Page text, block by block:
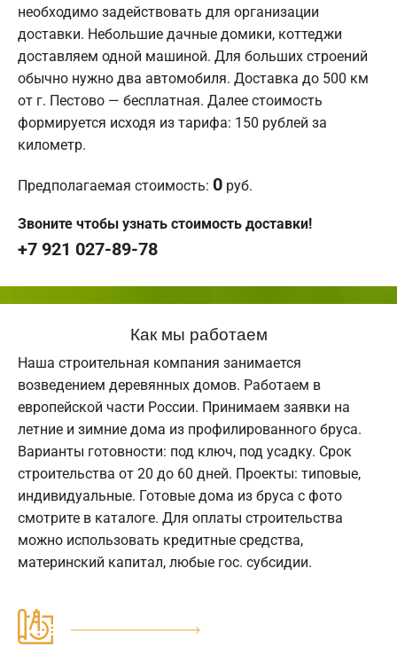
необходимо задействовать для организации
доставки. Небольшие дачные домики, коттеджи
доставляем одной машиной. Для больших строений
обычно нужно два автомобиля. Доставка до 500 км
от г. Пестово — бесплатная. Далее стоимость
формируется исходя из тарифа: 150 рублей за
километр.
Предполагаемая стоимость: 0 руб.
Звоните чтобы узнать стоимость доставки!
+7 921 027-89-78
Как мы работаем
Наша строительная компания занимается
возведением деревянных домов. Работаем в
европейской части России. Принимаем заявки на
летние и зимние дома из профилированного бруса.
Варианты готовности: под ключ, под усадку. Срок
строительства от 20 до 60 дней. Проекты: типовые,
индивидуальные. Готовые дома из бруса с фото
смотрите в каталоге. Для оплаты строительства
можно использовать кредитные средства,
материнский капитал, любые гос. субсидии.